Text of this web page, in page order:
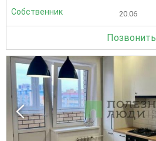
Собственник 20.06
Позвонить